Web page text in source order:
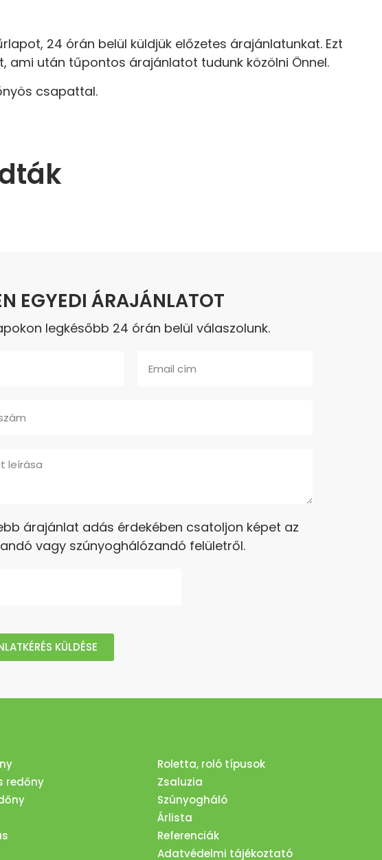
24 órán belül küldjük előzetes árajánlatunkat. Ezt
ami után tűpontos árajánlatot tudunk közölni Önnel.
csapattal.
EGYEDI ÁRAJÁNLATOT
legkésőbb 24 órán belül válaszolunk.
árajánlat adás érdekében csatoljon képet az
vagy szúnyoghálózandó felületről.
KÜLDÉSE
redőny
Roletta, roló típusok
Zsaluzia
Szúnyogháló
Árlista
Referenciák
Adatvédelmi tájékoztató